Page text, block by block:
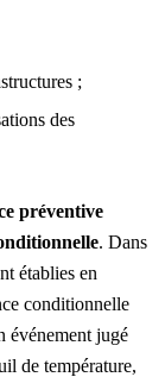
;
des
préventive
. Dans
établies en
conditionnelle
événement jugé
de température,